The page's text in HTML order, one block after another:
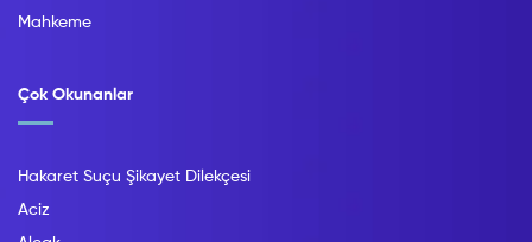
Mahkeme
Çok Okunanlar
Hakaret Suçu Şikayet Dilekçesi
Aciz